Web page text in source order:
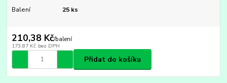
Balení
25 ks
210,38 Kč/balení
173,87 Kč bez DPH
Přidat do košíku